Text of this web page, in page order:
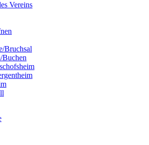
Vereins
Bruchsal
Buchen